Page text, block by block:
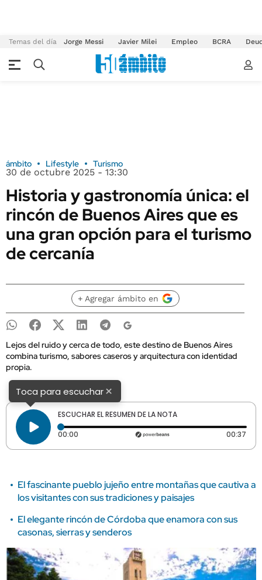
Temas del día Jorge Messi Javier Milei Empleo BCRA
ámbito Lifestyle Turismo
30 de octubre 2025 - 13:30
Historia y gastronomía única: el
rincón de Buenos Aires que es
una gran opción para el turismo
de cercanía
+ Agregar ámbito en
Lejos del ruido y cerca de todo, este destino de Buenos Aires
combina turismo, sabores caseros y arquitectura con identidad
propia.
Toca para escuchar×
ESCUCHAR EL RESUMEN DE LA NOTA
00:00 Tiempo transcurrido: 0 segundos 00:37
El fascinante pueblo jujeño entre montañas que cautiva a
los visitantes con sus tradiciones y paisajes
El elegante rincón de Córdoba que enamora con sus
casonas, sierras y senderos